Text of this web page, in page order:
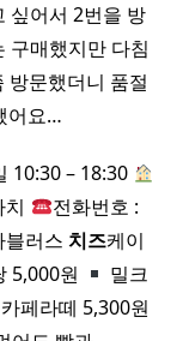
싶어서 2번을 방
구매했지만 다침
방문했더니 품절
어요…
10:30 – 18:30
전화번호 :
블러스치즈케이
5,000원
밀크
카페라떼 5,300원